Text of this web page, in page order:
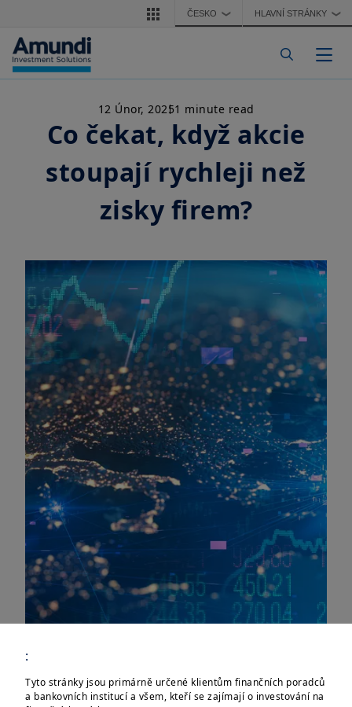
Přejít k hlavnímu obsahu ČESKO ❯ HLAVNÍ STRÁNKY ❯
:
Tyto stránky jsou primárně určené klientům finančních poradců
a bankovních institucí a všem, kteří se zajímají o investování na
12 Únor, 20251 minute read
Co čekat, když akcie
stoupají rychleji než
zisky firem?
Zajímá vás, co se děje na akciových trzích,